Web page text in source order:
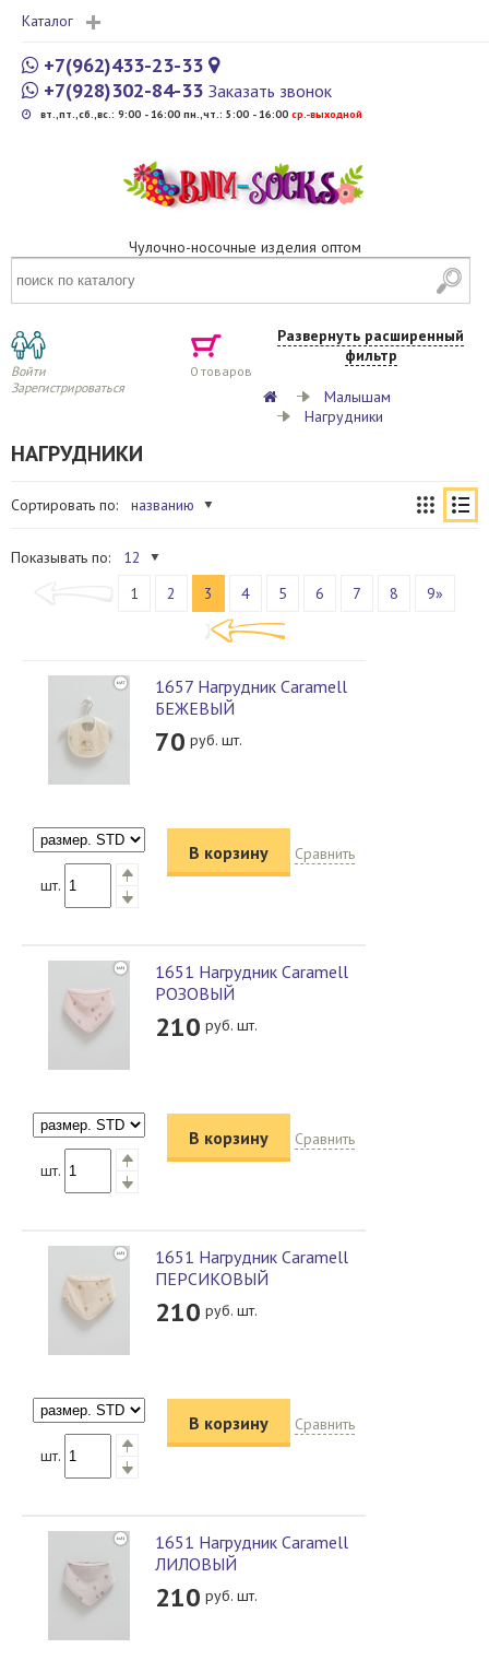
Каталог
+7(962)433-23-33
+7(928)302-84-33 Заказать звонок
вт.,пт.,сб.,вс.: 9:00 - 16:00 пн.,чт.: 5:00 - 16:00 cр.-выходной
Чулочно-носочные изделия оптом
Войти
Зарегистрироваться
0 товаров
Развернуть расширенный
фильтр
Малышам
Нагрудники
НАГРУДНИКИ
Сортировать по: названию
Показывать по: 12
1
2 3 4 5 6 7 8 9»
1657 Нагрудник Caramell
БЕЖЕВЫЙ
70 руб. шт.
шт.
В корзину Сравнить
1651 Нагрудник Caramell
РОЗОВЫЙ
210 руб. шт.
шт.
В корзину Сравнить
1651 Нагрудник Caramell
ПЕРСИКОВЫЙ
210 руб. шт.
шт.
В корзину Сравнить
1651 Нагрудник Caramell
ЛИЛОВЫЙ
210 руб. шт.